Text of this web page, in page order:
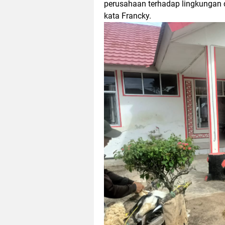
perusahaan terhadap
kata Francky.